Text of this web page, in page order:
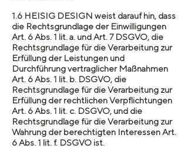
1.6 HEISIG DESIGN weist darauf hin, dass
die Rechtsgrundlage der Einwilligungen
Art. 6 Abs. 1 lit. a. und Art. 7 DSGVO, die
Rechtsgrundlage für die Verarbeitung zur
Erfüllung der Leistungen und
Durchführung vertraglicher Maßnahmen
Art. 6 Abs. 1 lit. b. DSGVO, die
Rechtsgrundlage für die Verarbeitung zur
Erfüllung der rechtlichen Verpflichtungen
Art. 6 Abs. 1 lit. c. DSGVO, und die
Rechtsgrundlage für die Verarbeitung zur
Wahrung der berechtigten Interessen Art.
6 Abs. 1 lit. f. DSGVO ist.